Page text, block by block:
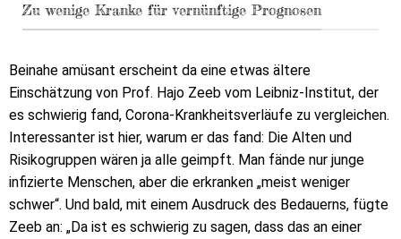
Zu wenige Kranke für vernünftige Prognosen
Beinahe amüsant erscheint da eine etwas ältere
Einschätzung von Prof. Hajo Zeeb vom Leibniz-Institut, der
es schwierig fand, Corona-Krankheitsverläufe zu vergleichen.
Interessanter ist hier, warum er das fand: Die Alten und
Risikogruppen wären ja alle geimpft. Man fände nur junge
infizierte Menschen, aber die erkranken „meist weniger
schwer“. Und bald, mit einem Ausdruck des Bedauerns, fügte
Zeeb an: „Da ist es schwierig zu sagen, dass das an einer